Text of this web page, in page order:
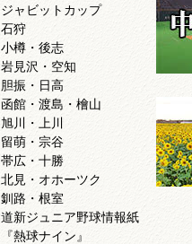
ジャビットカップ
石狩
小樽・後志
岩見沢・空知
胆振・日高
函館・渡島・檜山
旭川・上川
留萌・宗谷
帯広・十勝
北見・オホーツク
釧路・根室
道新ジュニア野球情報紙
『熱球ナイン』